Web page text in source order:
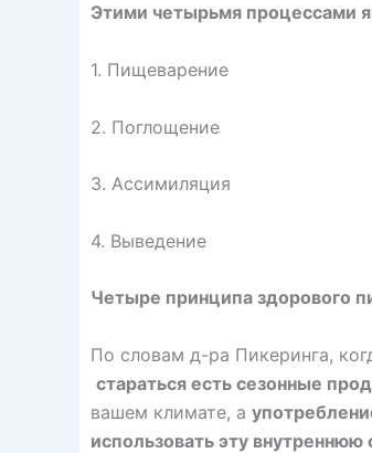
Этими четырьмя процессами
1. Пищеварение
2. Поглощение
3. Ассимиляция
4. Выведение
Четыре принципа здорового
По словам д-ра Пикеринга,
стараться есть сезонные
вашем климате, а
использовать эту